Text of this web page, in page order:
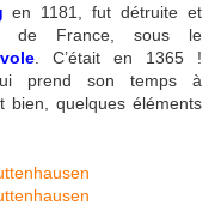
en 1181, fut détruite et
de France, sous le
. C’était en 1365 !
prend son temps à
bien, quelques éléments